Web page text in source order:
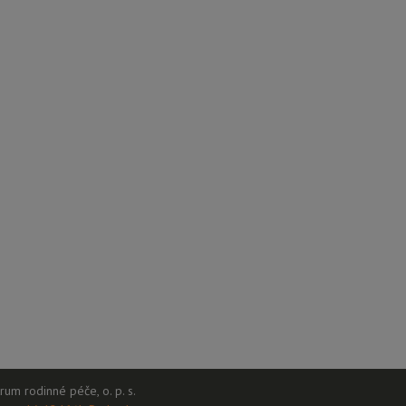
rodinné péče, o. p. s.